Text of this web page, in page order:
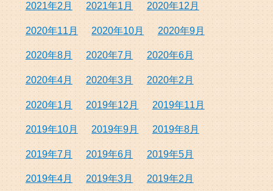
2021年2月 2021年1月 2020年12月
2020年11月 2020年10月 2020年9月
2020年8月 2020年7月 2020年6月
2020年4月 2020年3月 2020年2月
2020年1月 2019年12月 2019年11月
2019年10月 2019年9月 2019年8月
2019年7月 2019年6月 2019年5月
2019年4月 2019年3月 2019年2月